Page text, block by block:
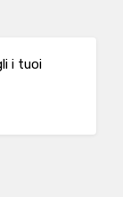
i tuoi